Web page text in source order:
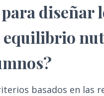
diseñar
equilibrio
basados en las